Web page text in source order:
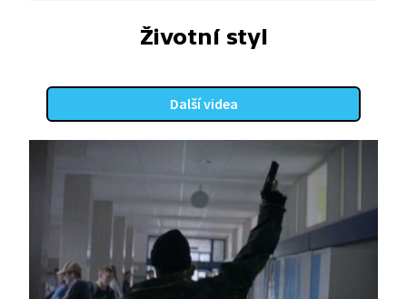
Životní styl
Další videa